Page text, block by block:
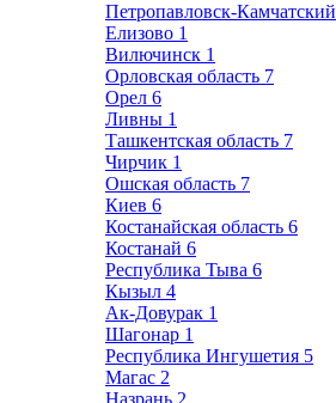
Петропавловск-Камчатский
Елизово 1
Вилючинск 1
Орловская область 7
Орел 6
Ливны 1
Ташкентская область 7
Чирчик 1
Ошская область 7
Киев 6
Костанайская область 6
Костанай 6
Республика Тыва 6
Кызыл 4
Ак-Довурак 1
Шагонар 1
Республика Ингушетия 5
Магас 2
Назрань 2